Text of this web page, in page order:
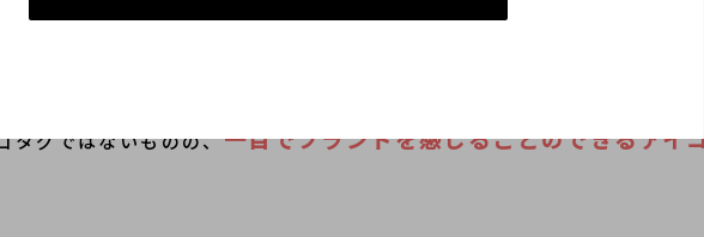
タグではないものの、一目でブランドを感じることのできるアイ